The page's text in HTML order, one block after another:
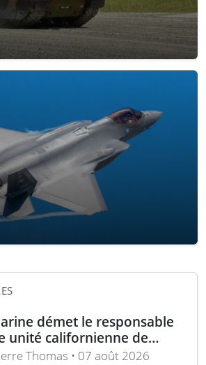
démet le responsable
unité californienne de
médicale
Thomas • 07 août 2026